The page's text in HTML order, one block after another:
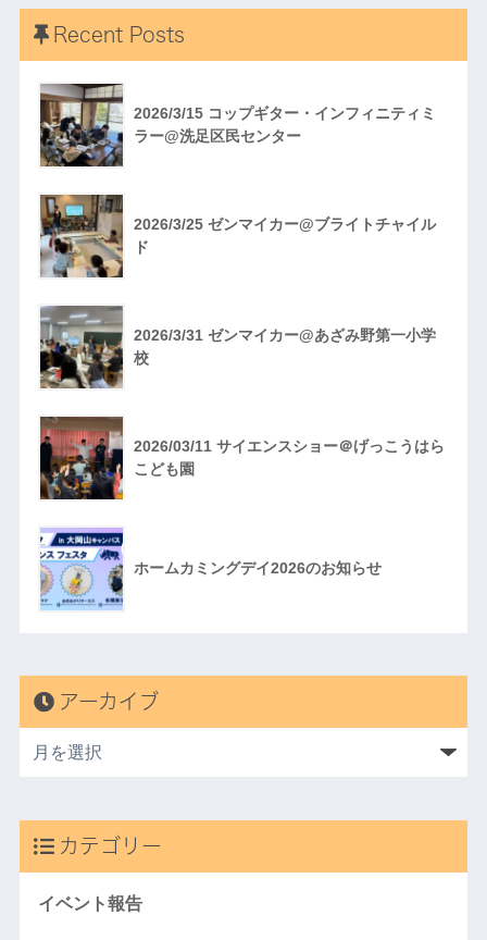
Recent Posts
2026/3/15 コップギター・インフィニティミ
ラー@洗足区民センター
2026/3/25 ゼンマイカー@ブライトチャイル
ド
2026/3/31 ゼンマイカー@あざみ野第一小学
校
2026/03/11 サイエンスショー＠げっこうはら
こども園
ホームカミングデイ2026のお知らせ
アーカイブ
カテゴリー
イベント報告